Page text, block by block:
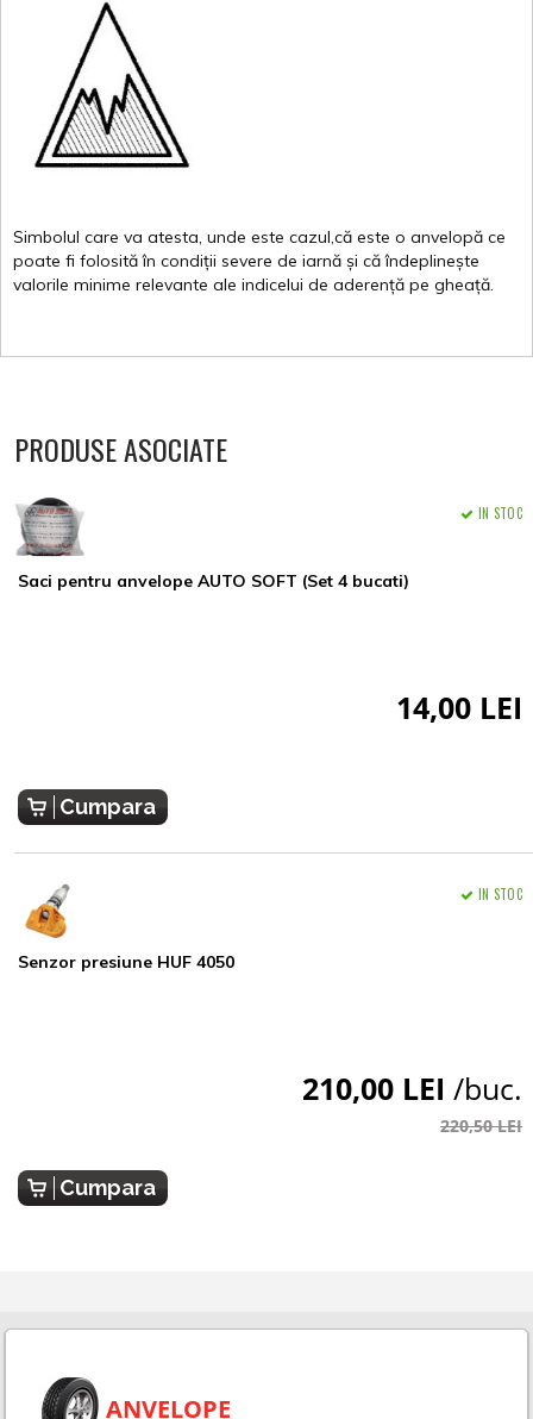
Simbolul care va atesta, unde este cazul,că este o anvelopă ce
poate fi folosită în condiții severe de iarnă și că îndeplinește
valorile minime relevante ale indicelui de aderență pe gheață.
PRODUSE ASOCIATE
Saci pentru anvelope AUTO SOFT (Set 4 bucati)
IN STOC
14,00 LEI
Cumpara
Senzor presiune HUF 4050
IN STOC
210,00 LEI /buc.
220,50 LEI
Cumpara
ANVELOPE